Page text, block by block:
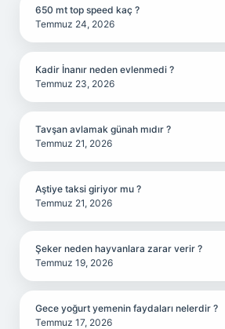
650 mt top speed kaç ?
Temmuz 24, 2026
Kadir İnanır neden evlenmedi ?
Temmuz 23, 2026
Tavşan avlamak günah mıdır ?
Temmuz 21, 2026
Aştiye taksi giriyor mu ?
Temmuz 21, 2026
Şeker neden hayvanlara zarar verir ?
Temmuz 19, 2026
Gece yoğurt yemenin faydaları nelerdir ?
Temmuz 17, 2026